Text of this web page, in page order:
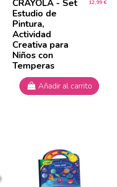
CRAYOLA - Set
Estudio de
Pintura,
Actividad
Creativa para
Niños con
Temperas
12,99 €
Añadir al carrito